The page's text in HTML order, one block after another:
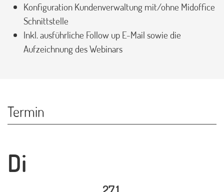
Konfiguration Kundenverwaltung mit/ohne Midoffice
Schnittstelle
Inkl. ausführliche Follow up E-Mail sowie die
Aufzeichnung des Webinars
Termin
Di